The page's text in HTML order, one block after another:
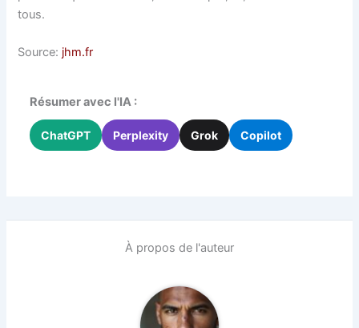
tous.
Source: jhm.fr
Résumer avec l'IA :
ChatGPT Perplexity Grok Copilot
À propos de l'auteur